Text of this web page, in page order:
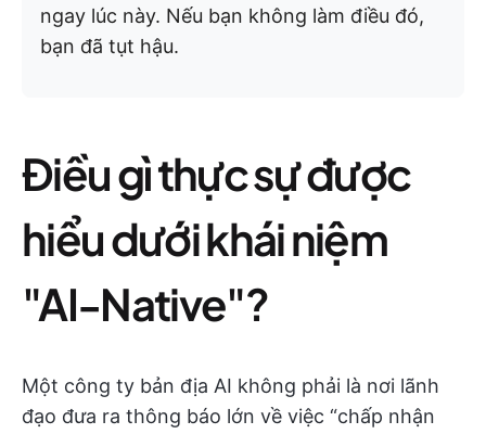
ngay lúc này. Nếu bạn không làm điều đó,
bạn đã tụt hậu.
Điều gì thực sự được
hiểu dưới khái niệm
"AI-Native"?
Một công ty bản địa AI không phải là nơi lãnh
đạo đưa ra thông báo lớn về việc “chấp nhận